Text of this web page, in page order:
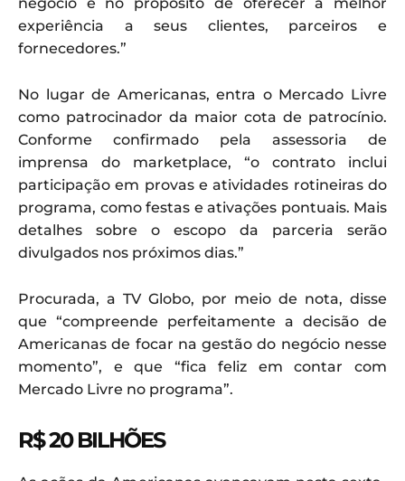
experiência a seus clientes, parceiros e
fornecedores.”
No lugar de Americanas, entra o Mercado Livre
como patrocinador da maior cota de patrocínio.
Conforme confirmado pela assessoria de
imprensa do marketplace, “o contrato inclui
participação em provas e atividades rotineiras do
programa, como festas e ativações pontuais. Mais
detalhes sobre o escopo da parceria serão
divulgados nos próximos dias.”
Procurada, a TV Globo, por meio de nota, disse
que “compreende perfeitamente a decisão de
Americanas de focar na gestão do negócio nesse
momento”, e que “fica feliz em contar com
Mercado Livre no programa”.
R$ 20 BILHÕES